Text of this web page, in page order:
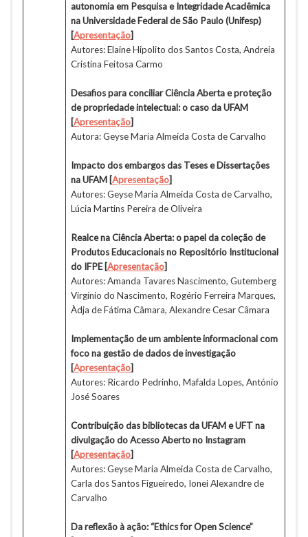
autonomia em Pesquisa e Integridade Acadêmica
na Universidade Federal de São Paulo (Unifesp)
[Apresentação]
Autores: Elaine Hipolito dos Santos Costa, Andreia
Cristina Feitosa Carmo
Desafios para conciliar Ciência Aberta e proteção
de propriedade intelectual: o caso da UFAM
[Apresentação]
Autora: Geyse Maria Almeida Costa de Carvalho
Impacto dos embargos das Teses e Dissertações
na UFAM [Apresentação]
Autores: Geyse Maria Almeida Costa de Carvalho,
Lúcia Martins Pereira de Oliveira
Realce na Ciência Aberta: o papel da coleção de
Produtos Educacionais no Repositório Institucional
do IFPE [Apresentação]
Autores: Amanda Tavares Nascimento, Gutemberg
Virgínio do Nascimento, Rogério Ferreira Marques,
Àdja de Fátima Câmara, Alexandre Cesar Câmara
Implementação de um ambiente informacional com
foco na gestão de dados de investigação
[Apresentação]
Autores: Ricardo Pedrinho, Mafalda Lopes, António
José Soares
Contribuição das bibliotecas da UFAM e UFT na
divulgação do Acesso Aberto no Instagram
[Apresentação]
Autores: Geyse Maria Almeida Costa de Carvalho,
Carla dos Santos Figueiredo, Ionei Alexandre de
Carvalho
Da reflexão à ação: “Ethics for Open Science”